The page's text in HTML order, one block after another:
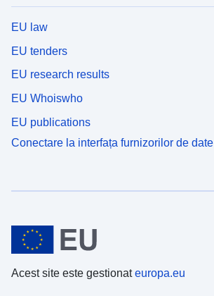
EU law
EU tenders
EU research results
EU Whoiswho
EU publications
Conectare la interfața furnizorilor de date
Acest site este gestionateuropa.eu